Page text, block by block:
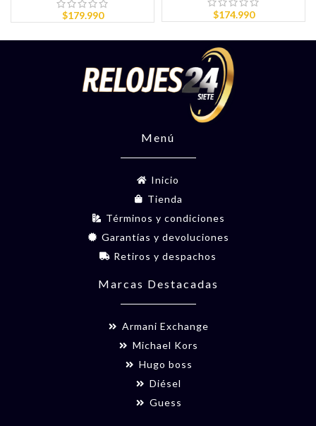
$179.990 $174.990
Menú
Inicio
Tienda
Términos y condiciones
Garantías y devoluciones
Retiros y despachos
Marcas Destacadas
Armani Exchange
Michael Kors
Hugo boss
Diésel
Guess